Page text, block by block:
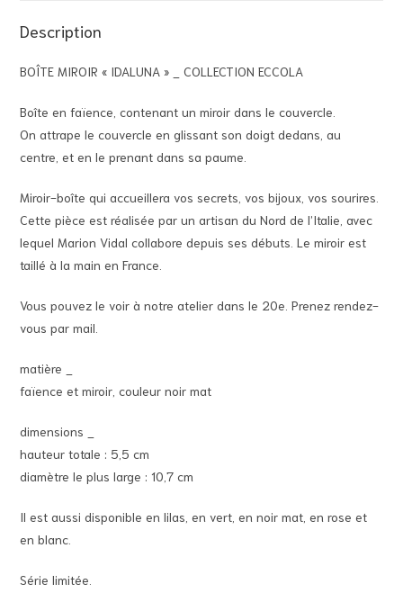
Description
BOÎTE MIROIR « IDALUNA » _ COLLECTION ECCOLA
Boîte en faïence, contenant un miroir dans le couvercle.
On attrape le couvercle en glissant son doigt dedans, au
centre, et en le prenant dans sa paume.
Miroir-boîte qui accueillera vos secrets, vos bijoux, vos sourires.
Cette pièce est réalisée par un artisan du Nord de l’Italie, avec
lequel Marion Vidal collabore depuis ses débuts. Le miroir est
taillé à la main en France.
Vous pouvez le voir à notre atelier dans le 20e. Prenez rendez-
vous par mail.
matière _
faïence et miroir, couleur noir mat
dimensions _
hauteur totale : 5,5 cm
diamètre le plus large : 10,7 cm
Il est aussi disponible en lilas, en vert, en noir mat, en rose et
en blanc.
Série limitée.